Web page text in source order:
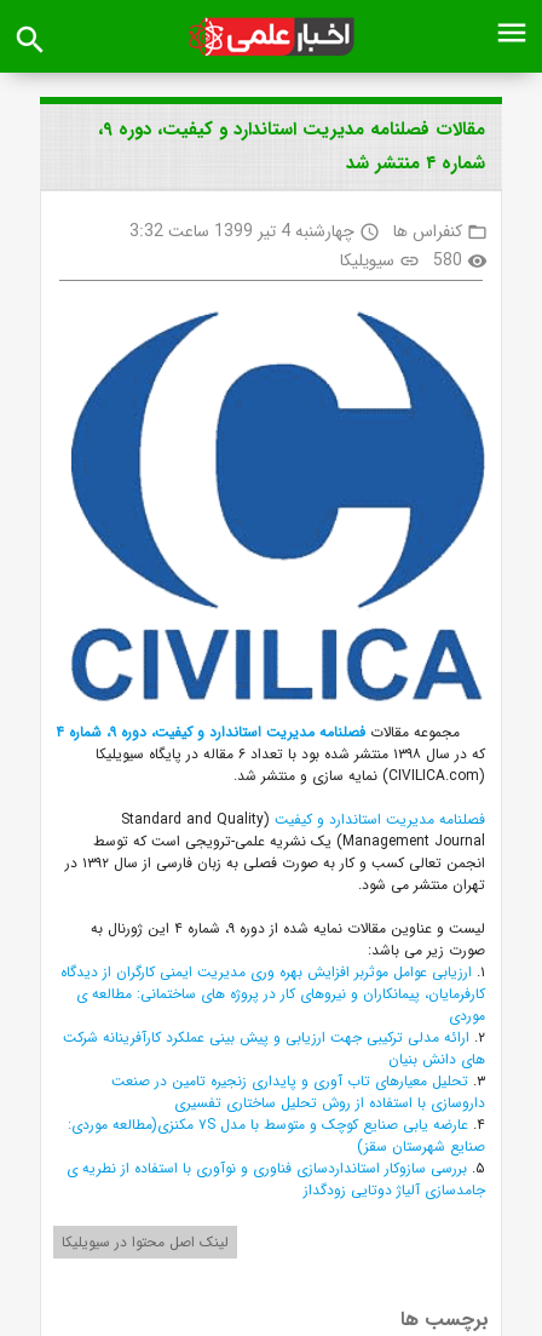
menu
search
مقالات فصلنامه مدیریت استاندارد و کیفیت، دوره ۹،
شماره ۴ منتشر شد
folder_open کنفراس ها access_time چهارشنبه 4 تیر 1399 ساعت 3:32
visibility
580
link سیویلیکا
مجموعه مقالات فصلنامه مدیریت استاندارد و کیفیت، دوره ۹، شماره ۴
که در سال ۱۳۹۸ منتشر شده بود با تعداد ۶ مقاله در پایگاه سیویلیکا
(CIVILICA.com) نمایه سازی و منتشر شد.
فصلنامه مدیریت استاندارد و کیفیت (Standard and Quality
Management Journal) یک نشریه علمی-ترویجی است که توسط
انجمن تعالی کسب و کار به صورت فصلی به زبان فارسی از سال ۱۳۹۲ در
تهران منتشر می شود.
لیست و عناوین مقالات نمایه شده از دوره ۹، شماره ۴ این ژورنال به
صورت زیر می باشد:
۱. ارزیابی عوامل موثربر افزایش بهره وری مدیریت ایمنی کارگران از دیدگاه
کارفرمایان، پیمانکاران و نیروهای کار در پروژه های ساختمانی: مطالعه ی
موردی
۲. ارائه مدلی ترکیبی جهت ارزیابی و پیش بینی عملکرد کارآفرینانه شرکت
های دانش بنیان
۳. تحلیل معیارهای تاب آوری و پایداری زنجیره تامین در صنعت
داروسازی با استفاده از روش تحلیل ساختاری تفسیری
۴.
عارضه یابی صنایع کوچک و متوسط با مدل ۷S مکنزی(مطالعه موردی:
صنایع شهرستان سقز)
۵. بررسی سازوکار استانداردسازی فناوری و نوآوری با استفاده از نطریه ی
جامدسازی آلیاژ دوتایی زودگداز
لینک اصل محتوا در سیویلیکا
برچسب ها